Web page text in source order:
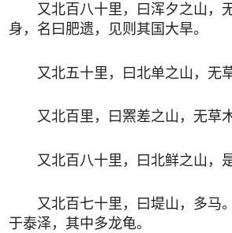
又北百八十里，曰浑夕之山，
身，名曰肥遗，见则其国大旱。
又北五十里，曰北单之山，无
又北百里，曰罴差之山，无草
又北百八十里，曰北鲜之山，
又北百七十里，曰堤山，多马
于泰泽，其中多龙龟。